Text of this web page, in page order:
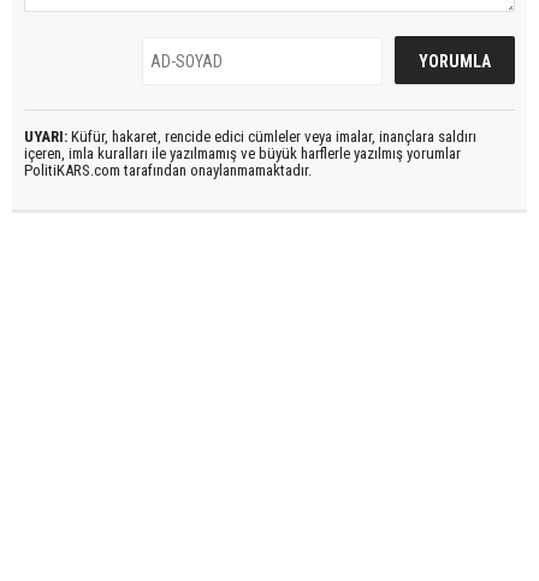
UYARI: Küfür, hakaret, rencide edici cümleler veya imalar, inançlara saldırı
içeren, imla kuralları ile yazılmamış ve büyük harflerle yazılmış yorumlar
PolitiKARS.com tarafından onaylanmamaktadır.